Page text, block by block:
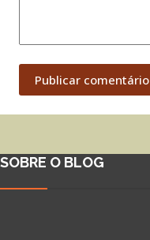
Publicar comentário
SOBRE O BLOG